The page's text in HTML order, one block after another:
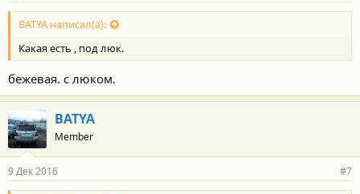
BATYA написал(а):
Какая есть , под люк.
бежевая. с люком.
BATYA
Member
9 Дек 2016 #7